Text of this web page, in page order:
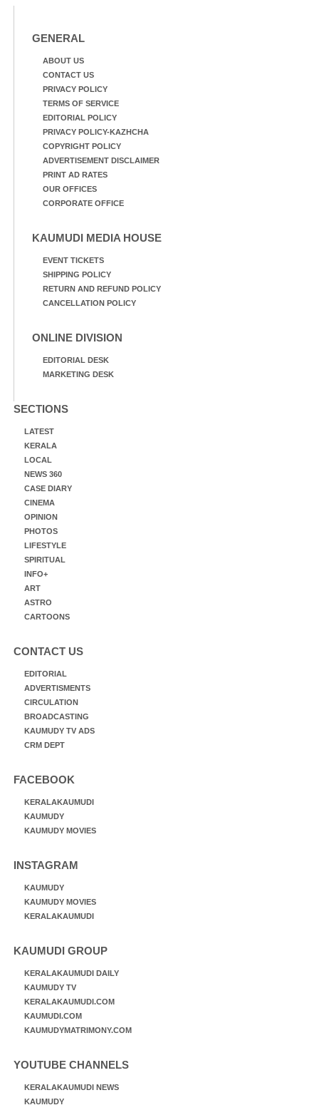
GENERAL
ABOUT US
CONTACT US
PRIVACY POLICY
TERMS OF SERVICE
EDITORIAL POLICY
PRIVACY POLICY-KAZHCHA
COPYRIGHT POLICY
ADVERTISEMENT DISCLAIMER
PRINT AD RATES
OUR OFFICES
CORPORATE OFFICE
KAUMUDI MEDIA HOUSE
EVENT TICKETS
SHIPPING POLICY
RETURN AND REFUND POLICY
CANCELLATION POLICY
ONLINE DIVISION
EDITORIAL DESK
MARKETING DESK
SECTIONS
LATEST
KERALA
LOCAL
NEWS 360
CASE DIARY
CINEMA
OPINION
PHOTOS
LIFESTYLE
SPIRITUAL
INFO+
ART
ASTRO
CARTOONS
CONTACT US
EDITORIAL
ADVERTISMENTS
CIRCULATION
BROADCASTING
KAUMUDY TV ADS
CRM DEPT
FACEBOOK
KERALAKAUMUDI
KAUMUDY
KAUMUDY MOVIES
INSTAGRAM
KAUMUDY
KAUMUDY MOVIES
KERALAKAUMUDI
KAUMUDI GROUP
KERALAKAUMUDI DAILY
KAUMUDY TV
KERALAKAUMUDI.COM
KAUMUDI.COM
KAUMUDYMATRIMONY.COM
YOUTUBE CHANNELS
KERALAKAUMUDI NEWS
KAUMUDY